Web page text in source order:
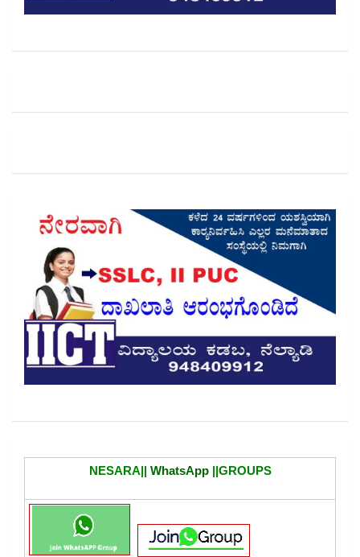
NESARA|| WhatsApp||GROUPS